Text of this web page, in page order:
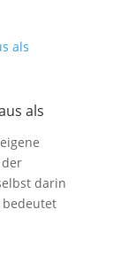
als
darin
bedeutet